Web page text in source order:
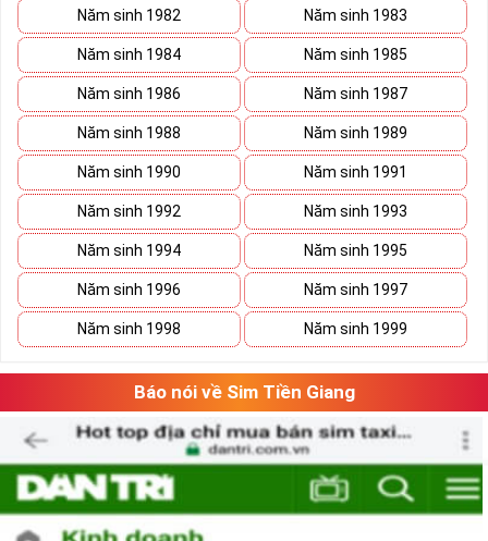
Đăng ký gói TK159 sim Mobifone
Lưu ý khi đăng ký đăng ký gói TK159 sim
MobiFone
Gói cước có tính năng tự động gia hạn sau mỗi chu kỳ.
Hết ưu đãi data hệ thống ngừng truy cập.
Hết ưu đãi ngoại mạng, cước phí sẽ tính theo quy định
hiện hành của nhà mạng.
Hướng Dẫn Mua Sim Số Đẹp MobiFone
Tại Sim Tiền Giang
Năm sinh 1982 Năm sinh 1983
Năm sinh 1984 Năm sinh 1985
Năm sinh 1986 Năm sinh 1987
Năm sinh 1988 Năm sinh 1989
Năm sinh 1990 Năm sinh 1991
Năm sinh 1992 Năm sinh 1993
Năm sinh 1994 Năm sinh 1995
Năm sinh 1996 Năm sinh 1997
Năm sinh 1998 Năm sinh 1999
Báo nói về Sim Tiền Giang